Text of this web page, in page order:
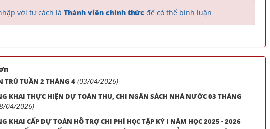
với tư cách là Thành viên chính thức để có thể bình luận
TRÚ TUẦN 2 THÁNG 4 (03/04/2026)
KHAI THỰC HIỆN DỰ TOÁN THU, CHI NGÂN SÁCH NHÀ NƯỚC 03 THÁNG
04/2026)
KHAI CẤP DỰ TOÁN HỖ TRỢ CHI PHÍ HỌC TẬP KỲ I NĂM HỌC 2025 - 2026